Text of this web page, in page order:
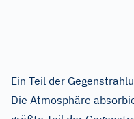
Ein Teil der
Die Atmosphäre